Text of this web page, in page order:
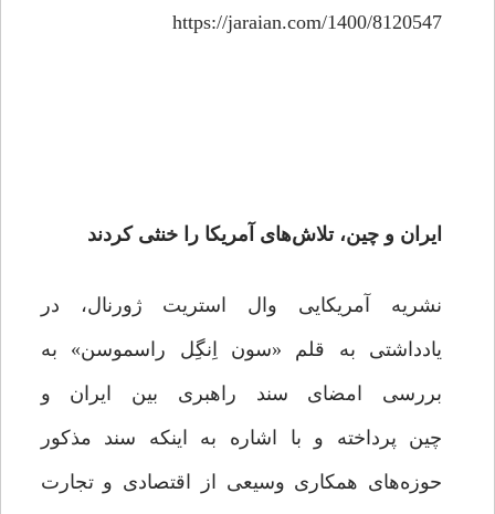
https://jaraian.com/1400/8120547
ایران و چین، تلاش‌های آمریکا را خنثی کردند
نشریه آمریکایی وال استریت ژورنال، در
یادداشتی به قلم «سون اِنگِل راسموسن» به
بررسی امضای سند راهبری بین ایران و
چین پرداخته و با اشاره به اینکه سند مذکور
حوزه‌های همکاری وسیعی از اقتصادی و تجارت